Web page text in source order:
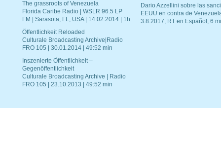
The grassroots of Venezuela
Florida Caribe Radio | WSLR 96.5 LP
FM | Sarasota, FL, USA | 14.02.2014 | 1h
Öffentlichkeit Reloaded
Culturale Broadcasting Archive|Radio
FRO 105 | 30.01.2014 | 49:52 min
Inszenierte Öffentlichkeit –
Gegenöffentlichkeit
Culturale Broadcasting Archive | Radio
FRO 105 | 23.10.2013 | 49:52 min
Dario Azzellini sobre las
EEUU en contra de
3.8.2017, RT en Español, 6